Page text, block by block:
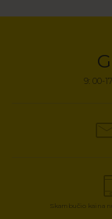
9: 00-
Skambučio kaina